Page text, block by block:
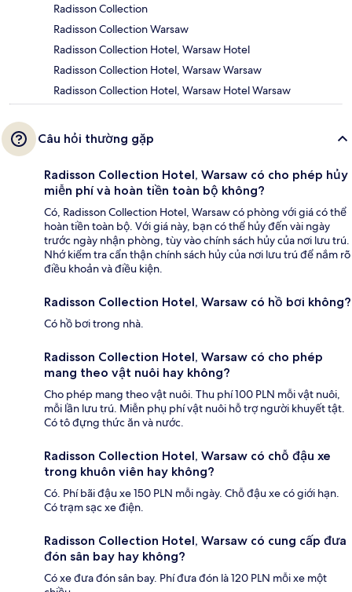
Radisson Collection
Radisson Collection Warsaw
Radisson Collection Hotel, Warsaw Hotel
Radisson Collection Hotel, Warsaw Warsaw
Radisson Collection Hotel, Warsaw Hotel Warsaw
Câu hỏi thường gặp
Radisson Collection Hotel, Warsaw có cho phép hủy
miễn phí và hoàn tiền toàn bộ không?
Có, Radisson Collection Hotel, Warsaw có phòng với giá có thể
hoàn tiền toàn bộ. Với giá này, bạn có thể hủy đến vài ngày
trước ngày nhận phòng, tùy vào chính sách hủy của nơi lưu trú.
Nhớ kiểm tra cẩn thận chính sách hủy của nơi lưu trú để nắm rõ
điều khoản và điều kiện.
Radisson Collection Hotel, Warsaw có hồ bơi không?
Có hồ bơi trong nhà.
Radisson Collection Hotel, Warsaw có cho phép
mang theo vật nuôi hay không?
Cho phép mang theo vật nuôi. Thu phí 100 PLN mỗi vật nuôi,
mỗi lần lưu trú. Miễn phụ phí vật nuôi hỗ trợ người khuyết tật.
Có tô đựng thức ăn và nước.
Radisson Collection Hotel, Warsaw có chỗ đậu xe
trong khuôn viên hay không?
Có. Phí bãi đậu xe 150 PLN mỗi ngày. Chỗ đậu xe có giới hạn.
Có trạm sạc xe điện.
Radisson Collection Hotel, Warsaw có cung cấp đưa
đón sân bay hay không?
Có xe đưa đón sân bay. Phí đưa đón là 120 PLN mỗi xe một